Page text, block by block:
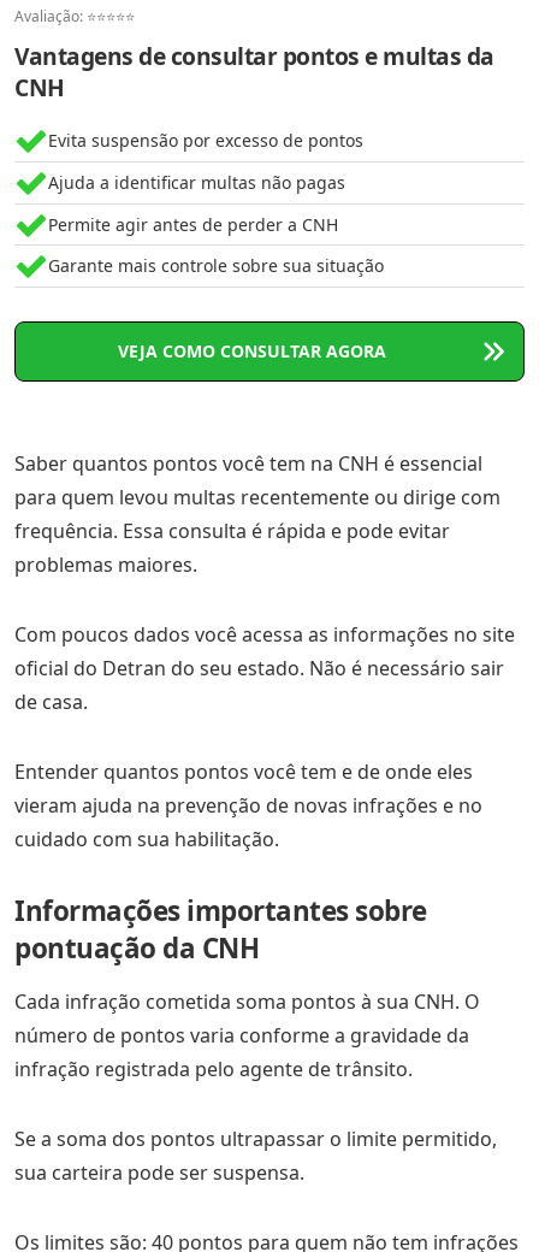
Avaliação: ⭐⭐⭐⭐⭐
Vantagens de consultar pontos e multas da
CNH
Evita suspensão por excesso de pontos
Ajuda a identificar multas não pagas
Permite agir antes de perder a CNH
Garante mais controle sobre sua situação
VEJA COMO CONSULTAR AGORA
Saber quantos pontos você tem na CNH é essencial
para quem levou multas recentemente ou dirige com
frequência. Essa consulta é rápida e pode evitar
problemas maiores.
Com poucos dados você acessa as informações no site
oficial do Detran do seu estado. Não é necessário sair
de casa.
Entender quantos pontos você tem e de onde eles
vieram ajuda na prevenção de novas infrações e no
cuidado com sua habilitação.
Informações importantes sobre
pontuação da CNH
Cada infração cometida soma pontos à sua CNH. O
número de pontos varia conforme a gravidade da
infração registrada pelo agente de trânsito.
Se a soma dos pontos ultrapassar o limite permitido,
sua carteira pode ser suspensa.
Os limites são: 40 pontos para quem não tem infrações